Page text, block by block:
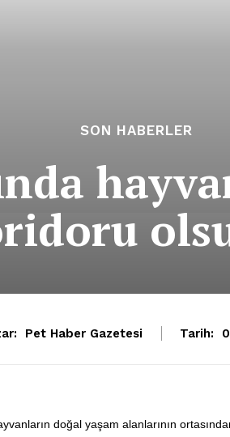
SON HABERLER
Pet Haber Gazetesi Tarih:
doğal yaşam alanlarının